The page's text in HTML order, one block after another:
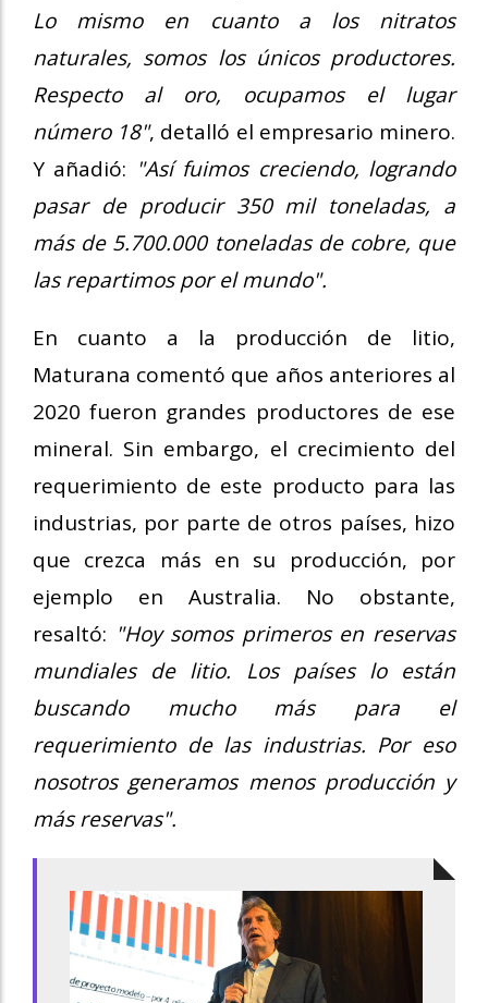
Lo mismo en cuanto a los nitratos
naturales, somos los únicos productores.
Respecto al oro, ocupamos el lugar
número 18", detalló el empresario minero.
Y añadió: "Así fuimos creciendo, logrando
pasar de producir 350 mil toneladas, a
más de 5.700.000 toneladas de cobre, que
las repartimos por el mundo".
En cuanto a la producción de litio,
Maturana comentó que años anteriores al
2020 fueron grandes productores de ese
mineral. Sin embargo, el crecimiento del
requerimiento de este producto para las
industrias, por parte de otros países, hizo
que crezca más en su producción, por
ejemplo en Australia. No obstante,
resaltó: "Hoy somos primeros en reservas
mundiales de litio. Los países lo están
buscando mucho más para el
requerimiento de las industrias. Por eso
nosotros generamos menos producción y
más reservas".